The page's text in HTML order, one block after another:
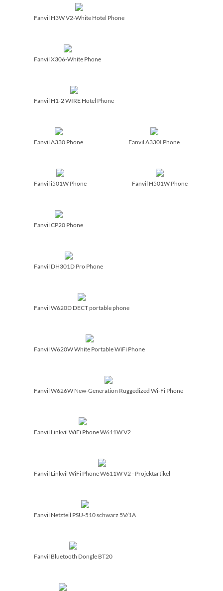
Fanvil H3W V2-White Hotel Phone
Fanvil X306-White Phone
Fanvil H1-2 WIRE Hotel Phone
Fanvil A330 Phone Fanvil A330I Phone
Fanvil i501W Phone Fanvil H501W Phone
Fanvil CP20 Phone
Fanvil DH301D Pro Phone
Fanvil W620D DECT portable phone
Fanvil W620W White Portable WiFi Phone
Fanvil W626W New-Generation Ruggedized Wi-Fi Phone
Fanvil Linkvil WiFi Phone W611W V2
Fanvil Linkvil WiFi Phone W611W V2 - Projektartikel
Fanvil Netzteil PSU-510 schwarz 5V/­1A
Fanvil Bluetooth Dongle BT20